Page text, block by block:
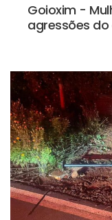
Goioxim -
agressões